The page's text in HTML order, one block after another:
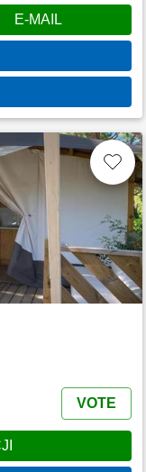
E-MAIL
VOTE